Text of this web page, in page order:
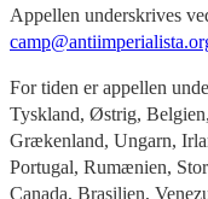
Appellen underskrives
For tiden er appellen
Tyskland, Østrig,
Grækenland, Ungarn,
Portugal, Rumænien,
Canada, Brasilien,